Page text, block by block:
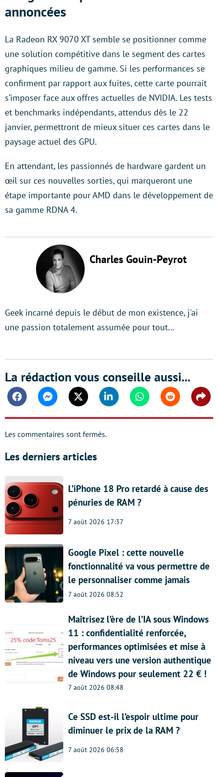
annoncées
La Radeon RX 9070 XT semble se positionner comme
une solution compétitive dans le segment des cartes
graphiques milieu de gamme. Si les performances se
confirment par rapport aux fuites, cette carte pourrait
s’imposer face aux offres actuelles de NVIDIA. Les tests
et benchmarks indépendants, attendus dès le 22
janvier, permettront de mieux situer ces cartes dans le
paysage actuel des GPU.
En attendant, les passionnés de hardware gardent un
œil sur ces nouvelles sorties, qui marqueront une
étape importante pour AMD dans le développement de
sa gamme RDNA 4.
Charles Gouin-Peyrot
Geek incarné depuis le début de mon existence, j'ai
une passion totalement assumée pour tout…
La rédaction vous conseille aussi...
FacebookMessengerTwitter Linkedin WhatsappReddit
Les commentaires sont fermés.
Les derniers articles
L’iPhone 18 Pro retardé à cause des
pénuries de RAM ?
7 août 2026 17:37
Google Pixel : cette nouvelle
fonctionnalité va vous permettre de
le personnaliser comme jamais
7 août 2026 08:52
Maîtrisez l’ère de l’IA sous Windows
11 : confidentialité renforcée,
performances optimisées et mise à
niveau vers une version authentique
de Windows pour seulement 22 € !
7 août 2026 08:48
Ce SSD est-il l’espoir ultime pour
diminuer le prix de la RAM ?
7 août 2026 06:58